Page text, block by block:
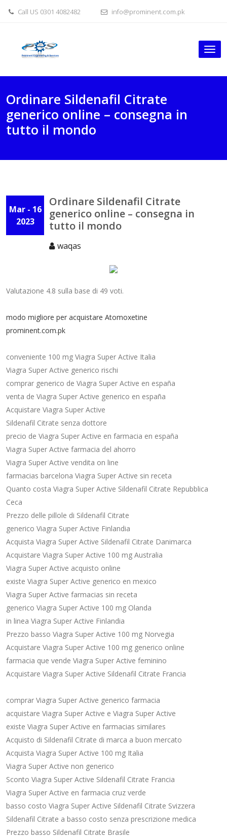
Call US 0301 4082482 info@prominent.com.pk
Ordinare Sildenafil Citrate
generico online – consegna in
tutto il mondo
Mar - 16
2023
Ordinare Sildenafil Citrate
generico online – consegna in
tutto il mondo
waqas
Valutazione 4.8 sulla base di 49 voti.
modo migliore per acquistare Atomoxetine
prominent.com.pk
conveniente 100 mg Viagra Super Active Italia
Viagra Super Active generico rischi
comprar generico de Viagra Super Active en españa
venta de Viagra Super Active generico en españa
Acquistare Viagra Super Active
Sildenafil Citrate senza dottore
precio de Viagra Super Active en farmacia en españa
Viagra Super Active farmacia del ahorro
Viagra Super Active vendita on line
farmacias barcelona Viagra Super Active sin receta
Quanto costa Viagra Super Active Sildenafil Citrate Repubblica
Ceca
Prezzo delle pillole di Sildenafil Citrate
generico Viagra Super Active Finlandia
Acquista Viagra Super Active Sildenafil Citrate Danimarca
Acquistare Viagra Super Active 100 mg Australia
Viagra Super Active acquisto online
existe Viagra Super Active generico en mexico
Viagra Super Active farmacias sin receta
generico Viagra Super Active 100 mg Olanda
in linea Viagra Super Active Finlandia
Prezzo basso Viagra Super Active 100 mg Norvegia
Acquistare Viagra Super Active 100 mg generico online
farmacia que vende Viagra Super Active feminino
Acquistare Viagra Super Active Sildenafil Citrate Francia
comprar Viagra Super Active generico farmacia
acquistare Viagra Super Active e Viagra Super Active
existe Viagra Super Active en farmacias similares
Acquisto di Sildenafil Citrate di marca a buon mercato
Acquista Viagra Super Active 100 mg Italia
Viagra Super Active non generico
Sconto Viagra Super Active Sildenafil Citrate Francia
Viagra Super Active en farmacia cruz verde
basso costo Viagra Super Active Sildenafil Citrate Svizzera
Sildenafil Citrate a basso costo senza prescrizione medica
Prezzo basso Sildenafil Citrate Brasile